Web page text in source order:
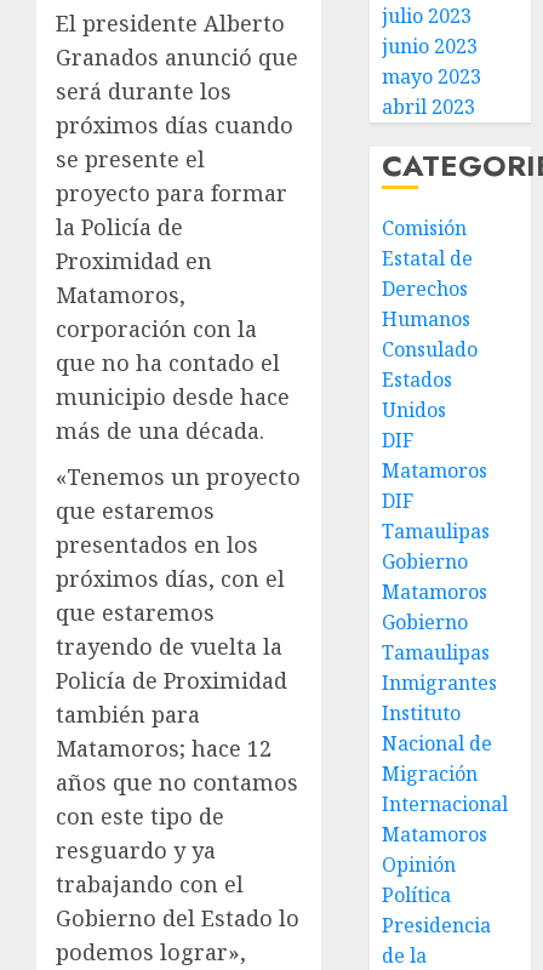
El presidente Alberto
Granados anunció que
será durante los
próximos días cuando
se presente el
proyecto para formar
la Policía de
Proximidad en
Matamoros,
corporación con la
que no ha contado el
municipio desde hace
más de una década.
«Tenemos un proyecto
que estaremos
presentados en los
próximos días, con el
que estaremos
trayendo de vuelta la
Policía de Proximidad
también para
Matamoros; hace 12
años que no contamos
con este tipo de
resguardo y ya
trabajando con el
Gobierno del Estado lo
podemos lograr»,
julio 2023
junio 2023
mayo 2023
abril 2023
Comisión
Estatal de
Derechos
Humanos
Consulado
Estados
Unidos
DIF
Matamoros
DIF
Tamaulipas
Gobierno
Matamoros
Gobierno
Tamaulipas
Inmigrantes
Instituto
Nacional de
Migración
Internacional
Matamoros
Opinión
Política
Presidencia
de la